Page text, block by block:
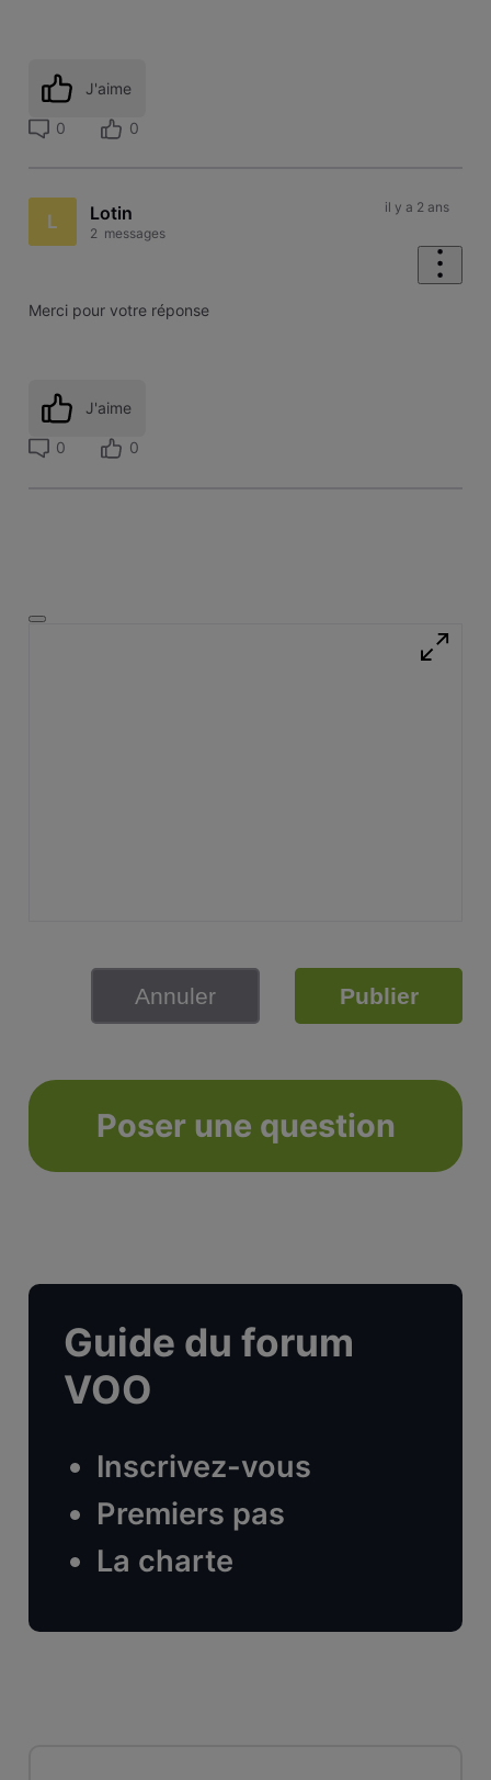
J'aime
0 0
L Lotin
2 messages
il y a 2 ans
Merci pour votre réponse
J'aime
0 0
Annuler Publier
Poser une question
Guide du forum
VOO
Inscrivez-vous
Premiers pas
La charte